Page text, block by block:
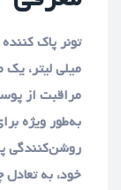
میلی لیتر،
مراقبت از
به‌طور ویژه
روشن‌کنندگی
خود، به